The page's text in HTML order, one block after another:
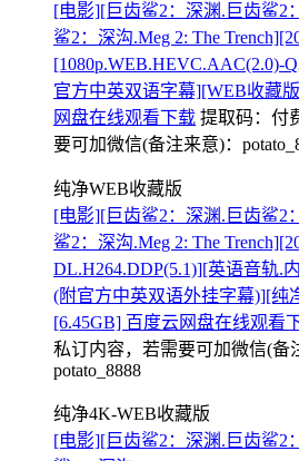
[电影][巨齿鲨2：深渊.巨齿鲨2
鲨2：深沟.Meg 2: The
[1080p.WEB.HEVC.AAC(2.0)-
官方中英双语字幕][WEB收藏
网盘在线观看下载 提取码： 付
要可加微信(备注来意)：
纯净WEB收藏版
[电影][巨齿鲨2：深渊.巨齿鲨2
鲨2：深沟.Meg 2: The
DL.H264.DDP(5.1)][英语音轨.
(附官方中英双语外挂字幕)][纯
[6.45GB] 百度云网盘在线观看
私订内容，若需要可加微信(备
potato_8888
纯净4K-WEB收藏版
[电影][巨齿鲨2：深渊.巨齿鲨2